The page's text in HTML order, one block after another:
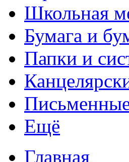
Школьная
Бумага и
Папки и
Ещё
Главная